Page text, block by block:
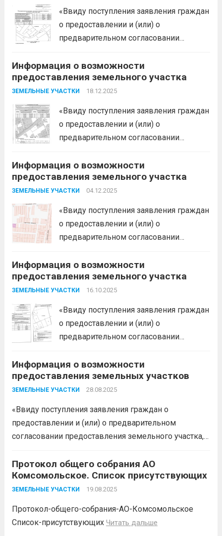
предоставления следующего земельного...
дальше
«Ввиду поступления заявления граждан
о предоставлении и (или) о
предварительном согласовании
администрация муниципального
образования Белореченский
муниципальный район Краснодарского
ЗК РФ информирует о возможности
предоставления следующего
земельного участка:...
Информация о возможности
предоставления земельного участка
ЗЕМЕЛЬНЫЕ УЧАСТКИ 18.12.2025
«Ввиду поступления заявления граждан
о предоставлении и (или) о
предварительном согласовании
администрация муниципального
образования Белореченский
муниципальный район Краснодарского
ЗК РФ информирует о возможности
предоставления следующего
земельного участка:...
Информация о возможности
предоставления земельного участка
ЗЕМЕЛЬНЫЕ УЧАСТКИ 04.12.2025
«Ввиду поступления заявления граждан
о предоставлении и (или) о
предварительном согласовании
администрация муниципального
образования Белореченский
муниципальный район Краснодарского
ЗК РФ информирует о возможности
предоставления следующего
земельного участка:...
Информация о возможности
предоставления земельного участка
ЗЕМЕЛЬНЫЕ УЧАСТКИ 16.10.2025
«Ввиду поступления заявления граждан
о предоставлении и (или) о
предварительном согласовании
администрация муниципального
образования Белореченский
муниципальный район Краснодарского
ЗК РФ информирует о возможности
предоставления следующего
земельного участка:...
Информация о возможности
предоставления земельных участков
ЗЕМЕЛЬНЫЕ УЧАСТКИ 28.08.2025
«Ввиду поступления заявления граждан о
предоставлении и (или) о предварительном
согласовании предоставления земельного участка,
Белореченский район в соответствии с пп. 1 п. 1 ст.
39.18 ЗК РФ информирует о возможности
предоставления следующего земельного участка:
Читать дальше
Протокол общего собрания АО
Комсомольское. Список присутствующих
ЗЕМЕЛЬНЫЕ УЧАСТКИ 19.08.2025
Протокол-общего-собрания-АО-Комсомольское
Список-присутствующих Читать дальше